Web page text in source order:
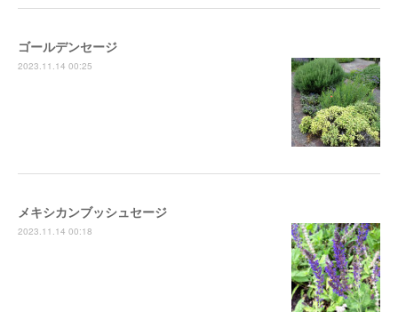
ゴールデンセージ
2023.11.14 00:25
メキシカンブッシュセージ
2023.11.14 00:18